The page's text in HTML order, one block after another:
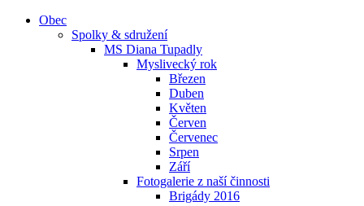
Obec
Spolky & sdružení
MS Diana Tupadly
Myslivecký rok
Březen
Duben
Květen
Červen
Červenec
Srpen
Září
Fotogalerie z naší činnosti
Brigády 2016